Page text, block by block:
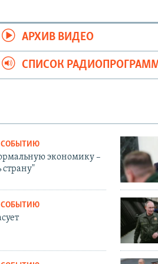
АРХИВ ВИДЕО
СПИСОК
экономику –
страну"